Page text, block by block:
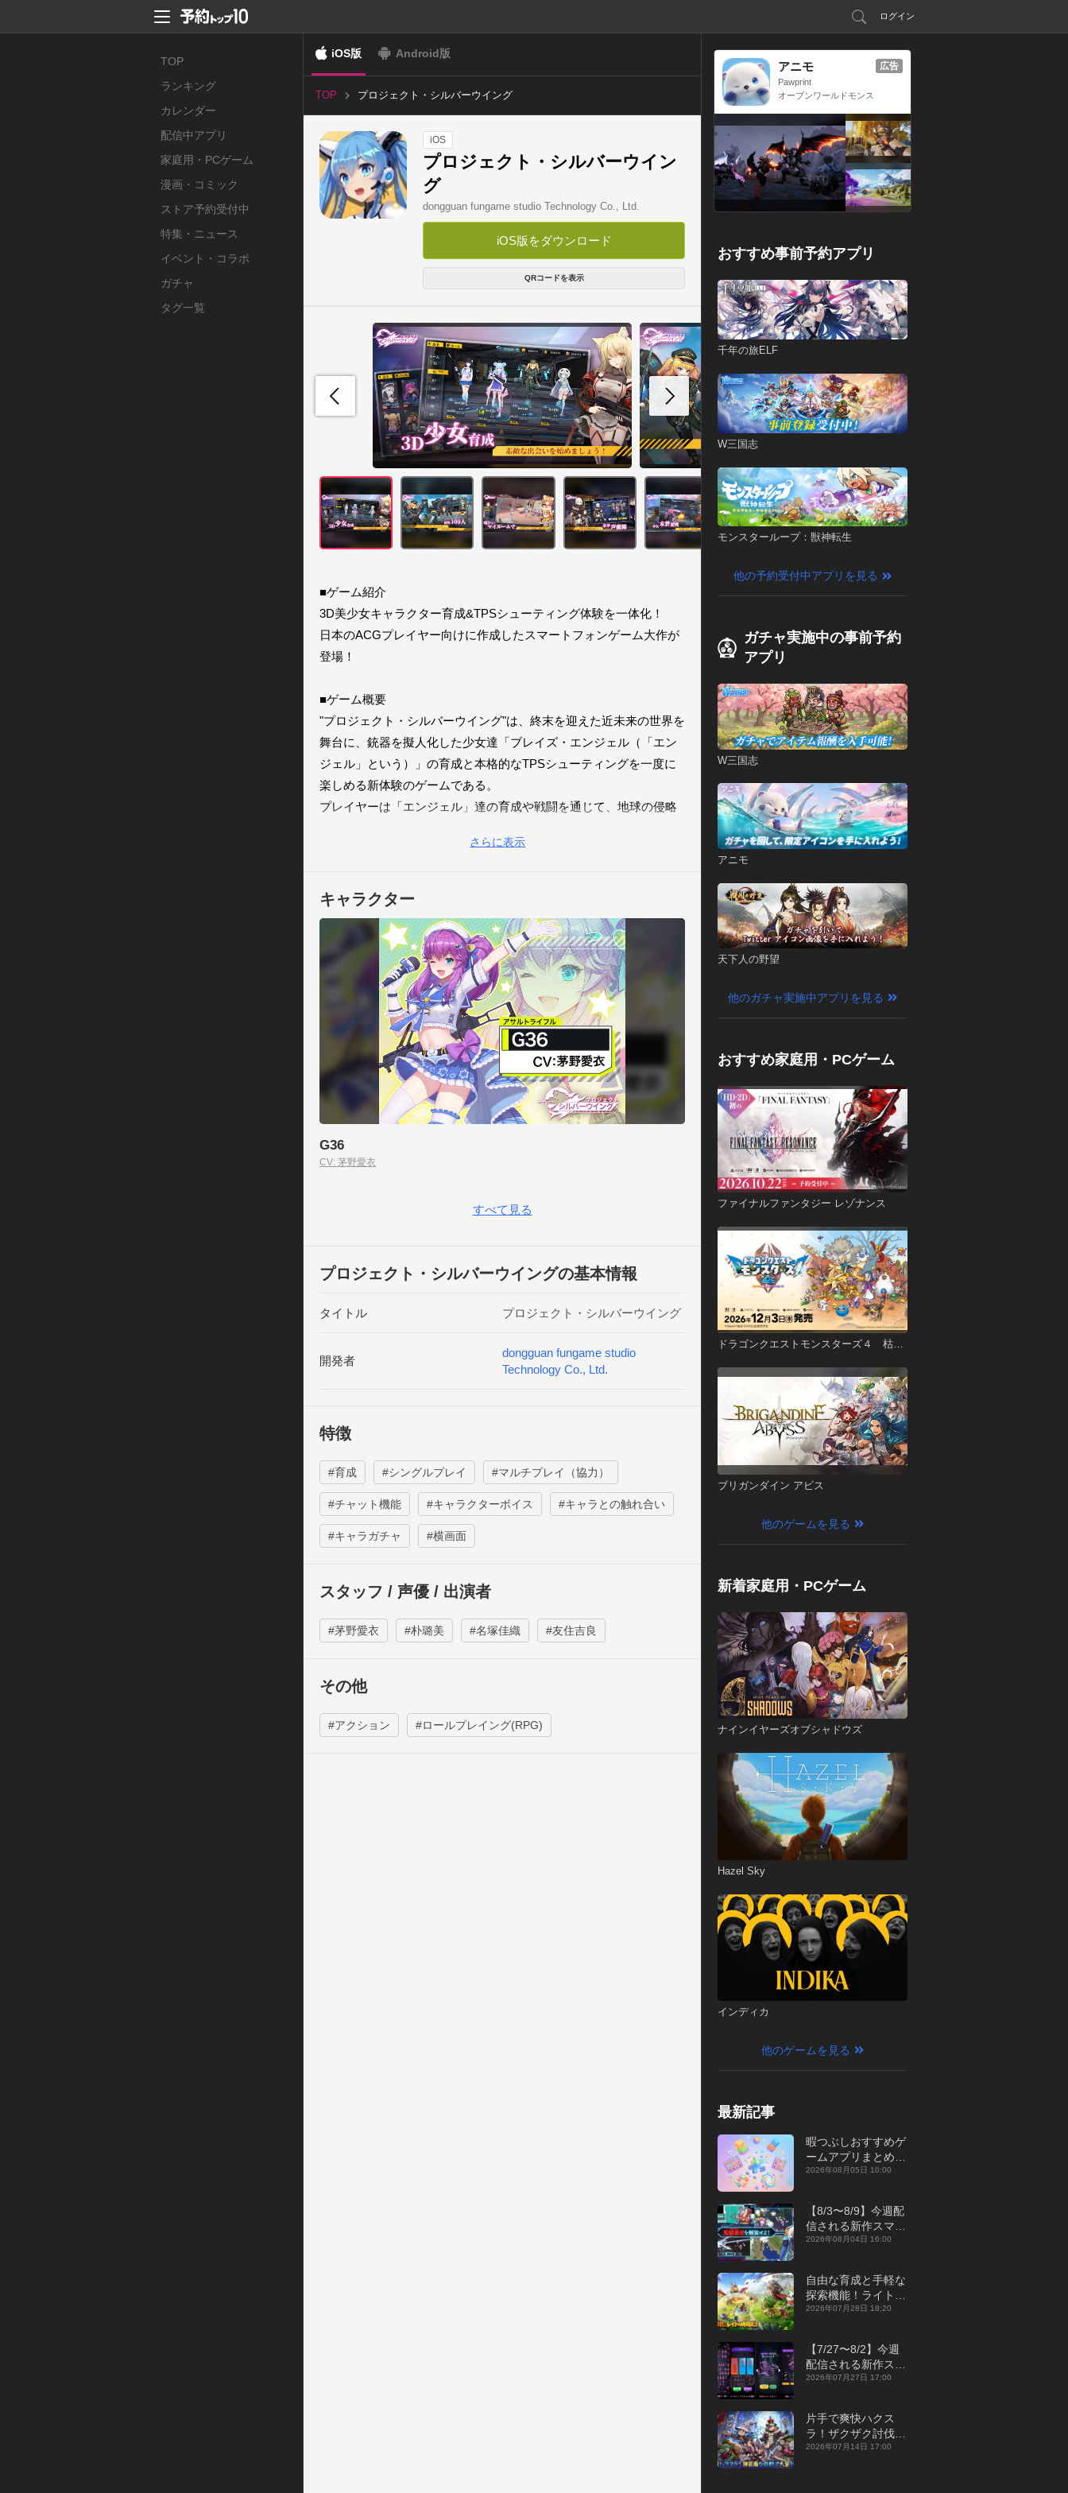
ログイン
TOP
ランキング
カレンダー
配信中アプリ
家庭用・PCゲーム
漫画・コミック
ストア予約受付中
特集・ニュース
イベント・コラボ
ガチャ
タグ一覧
iOS版 Android版
TOP プロジェクト・シルバーウイング
iOS
プロジェクト・シルバーウイン
グ
dongguan fungame studio Technology Co., Ltd.
iOS版をダウンロード
QRコードを表示
■ゲーム紹介
3D美少女キャラクター育成&TPSシューティング体験を一体化！
日本のACGプレイヤー向けに作成したスマートフォンゲーム大作が
登場！
■ゲーム概要
"プロジェクト・シルバーウイング"は、終末を迎えた近未来の世界を
舞台に、銃器を擬人化した少女達「ブレイズ・エンジェル（「エン
ジェル」という）」の育成と本格的なTPSシューティングを一度に
楽しめる新体験のゲームである。
プレイヤーは「エンジェル」達の育成や戦闘を通じて、地球の侵略
「エンジェル」を製造する際、融合させる資源の種類や配合によっ
て戦力も異なる。
また、プレイヤーは同時に4名の「エンジェル」を指揮することがで
き、戦闘中にキャラクターを鍛錬・強化させることが可能である。
「エンジェル」を強化し、異星文明の侵略を阻止しよう！
これは地球存亡にかかわる戦争である。
地球の占領を目論む異星文明「遠星」による突然の侵略によって、
人類は滅びる寸前まで追い込まれ、地球は荒廃していた。
そんな中、人類連邦組織は「エンジェル」の遺伝子解析に成功す
る...少女を強い銃器戦士「エンジェル」に改造する事で、人類は
「遠星」の侵入に抵抗する力を手に入れたのだ。
しかし、高度な技術力を持つ「遠星」の侵入に対して、人類の中で
との平和的な共存を主張する者（共存派）も存在していた。
人類連邦も遠星も、お互いの組織にてスパイを送り終わることの無
プレイヤーは連邦安全局局長として遠星の共存派と連携し、世界の
◆豪華声優陣
茅野愛衣（95式、G36）
朴璐美（TAC-50,NOVA,Barrett M82A1）
名塚佳織(HK USP,SCAR-L,Vector,Deagle)
プレイヤーは三人称視点でバトル中の美少女を指揮、操作し、地形
やシェルターを利用して致命的な攻撃を回避できる。バトル中でも
プレイヤーは違う少女キャラクターを切り替えて操作可能。
トナーとの連携が勝負のカギとなる！
能。たくさんの任務がプレイヤーの挑戦を待っている！
さらに表示
キャラクター
G36
CV: 茅野愛衣
すべて見る
プロジェクト・シルバーウイングの基本情報
タイトル プロジェクト・シルバーウイング
開発者
dongguan fungame studio
Technology Co., Ltd.
特徴
#育成 #シングルプレイ #マルチプレイ（協力）
#チャット機能 #キャラクターボイス #キャラとの触れ合い
#キャラガチャ #横画面
スタッフ / 声優 / 出演者
#茅野愛衣 #朴璐美 #名塚佳織 #友住吉良
その他
#アクション #ロールプレイング(RPG)
アニモ
Pawprint
オープンワールドモンス
広告
おすすめ事前予約アプリ
千年の旅ELF
W三国志
モンスターループ：獣神転生
他の予約受付中アプリを見る
ガチャ実施中の事前予約
アプリ
W三国志
アニモ
天下人の野望
他のガチャ実施中アプリを見る
おすすめ家庭用・PCゲーム
ファイナルファンタジー レゾナンス
ドラゴンクエストモンスターズ４ 枯れ
ブリガンダイン アビス
他のゲームを見る
新着家庭用・PCゲーム
ナインイヤーズオブシャドウズ
Hazel Sky
インディカ
他のゲームを見る
最新記事
暇つぶしおすすめゲ
ームアプリまとめ｜
オフライン対応あり
2026年08月05日 10:00
【8/3〜8/9】今週配
信される新作スマホ
ゲームをまとめてお
2026年08月04日 16:00
自由な育成と手軽な
探索機能！ライトカ
ジュアルMMORPG
P】
2026年07月28日 18:20
【7/27〜8/2】今週
配信される新作スマ
ホゲームをまとめて
2026年07月27日 17:00
片手で爽快ハクス
ラ！ザクザク討伐し
て神装備を集める放
2026年07月14日 17:00